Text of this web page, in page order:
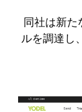
同社は新た
ルを調達し